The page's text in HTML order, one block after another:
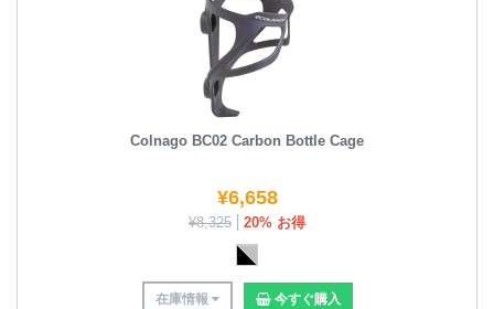
Colnago BC02 Carbon Bottle Cage
¥6,658
¥8,325 20% お得
在庫情報 今すぐ購入